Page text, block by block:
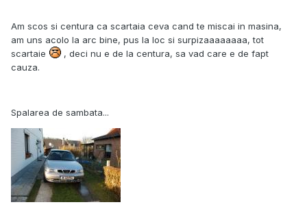
Am scos si centura ca scartaia ceva cand te miscai in masina,
am uns acolo la arc bine, pus la loc si surpizaaaaaaaa, tot
scartaie
, deci nu e de la centura, sa vad care e de fapt
cauza.
Spalarea de sambata...